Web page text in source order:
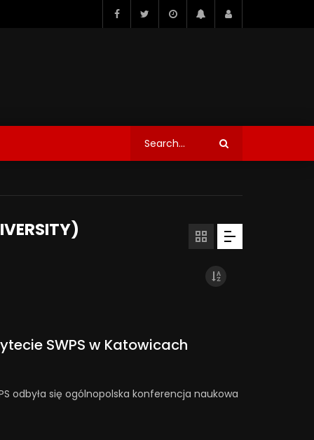
SWPS w Katowicach
odbyła się ogólnopolska konferencja naukowa